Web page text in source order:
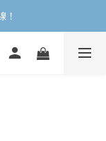
運
！
運